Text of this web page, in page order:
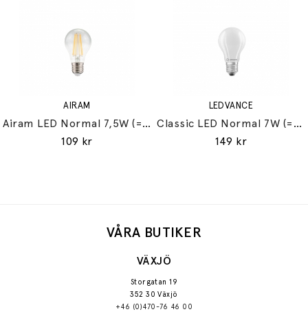
AIRAM
Airam LED Normal 7,5W (=60W) E27
109 kr
LEDVANCE
Classic LED Normal 7W (=60W) E27
149 kr
VÅRA BUTIKER
VÄXJÖ
Storgatan 19
352 30 Växjö
+46 (0)470-76 46 00